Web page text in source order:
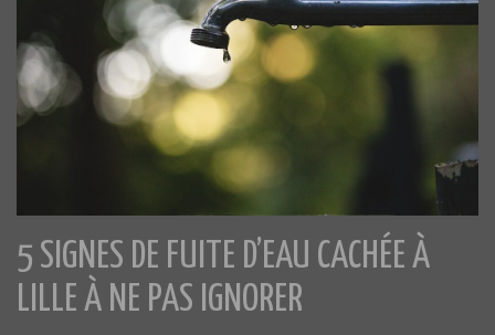
5 SIGNES DE FUITE D’EAU CACHÉE À
LILLE À NE PAS IGNORER